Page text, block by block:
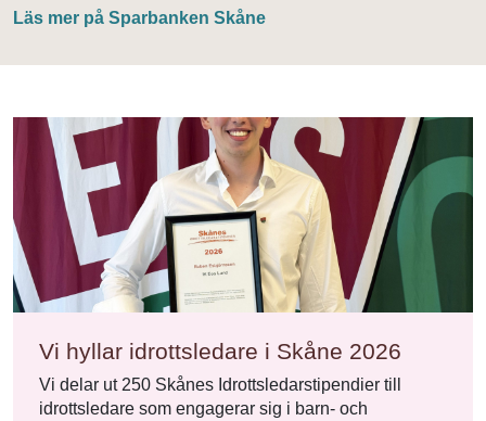
Läs mer på Sparbanken Skåne
Vi hyllar idrottsledare i Skåne 2026
Vi delar ut 250 Skånes Idrottsledarstipendier till
idrottsledare som engagerar sig i barn- och